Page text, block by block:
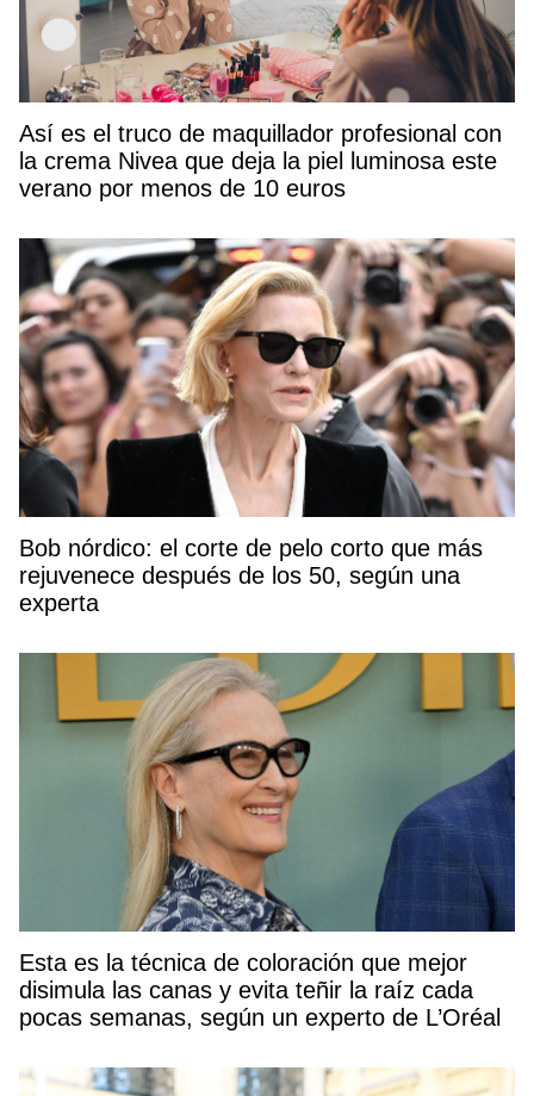
Así es el truco de maquillador profesional con
la crema Nivea que deja la piel luminosa este
verano por menos de 10 euros
Bob nórdico: el corte de pelo corto que más
rejuvenece después de los 50, según una
experta
Esta es la técnica de coloración que mejor
disimula las canas y evita teñir la raíz cada
pocas semanas, según un experto de L’Oréal